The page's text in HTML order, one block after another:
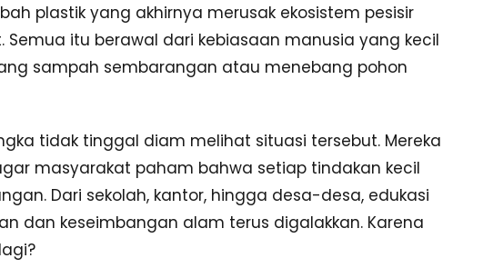
plastik yang akhirnya merusak ekosistem pesisir
itu berawal dari kebiasaan manusia yang kecil
sampah sembarangan atau menebang pohon
tidak tinggal diam melihat situasi tersebut. Mereka
masyarakat paham bahwa setiap tindakan kecil
Dari sekolah, kantor, hingga desa-desa, edukasi
dan keseimbangan alam terus digalakkan. Karena